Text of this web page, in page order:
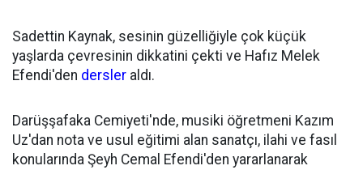
Sadettin Kaynak, sesinin güzelliğiyle çok küçük
yaşlarda çevresinin dikkatini çekti ve Hafız Melek
Efendi'den dersler aldı.
Darüşşafaka Cemiyeti'nde, musiki öğretmeni Kazım
Uz'dan nota ve usul eğitimi alan sanatçı, ilahi ve fasıl
konularında Şeyh Cemal Efendi'den yararlanarak